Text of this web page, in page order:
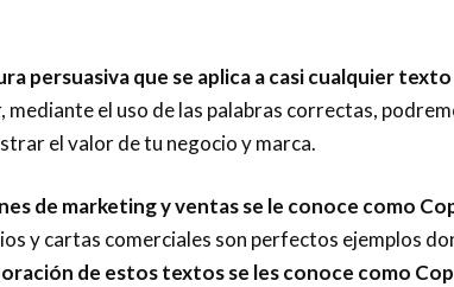
persuasiva que se aplica a casi cualquier
mediante el uso de las palabras correctas,
el valor de tu negocio y marca.
de marketing y ventas se le conoce como
y cartas comerciales son perfectos ejemplos
de estos textos se les conoce como